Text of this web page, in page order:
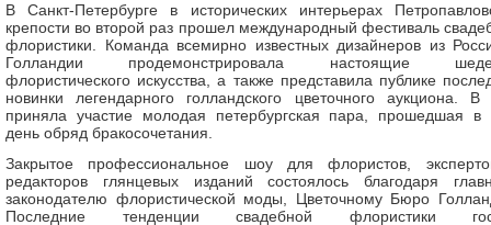
В Санкт-Петербурге в исторических интерьерах
крепости во второй раз прошел международный фестиваль
флористики. Команда всемирно известных дизайнеров из
Голландии продемонстрировала настоящие
флористического искусства, а также представила публике
новинки легендарного голландского цветочного аукциона.
приняла участие молодая петербургская пара, прошедшая в
день обряд бракосочетания.
Закрытое профессиональное шоу для флористов,
редакторов глянцевых изданий состоялось благодаря
законодателю флористической моды, Цветочному Бюро
Последние тенденции свадебной флористики